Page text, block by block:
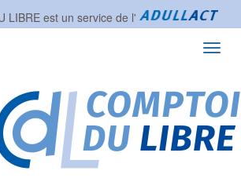
LIBRE est un service de l'